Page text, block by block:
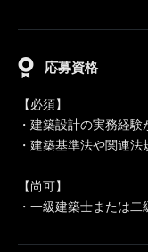
応募資格
【必須】
・建築設計の実務経験
・建築基準法や関連法
【尚可】
・一級建築士または二